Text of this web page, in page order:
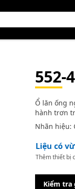
552-
Ổ lăn ống
hành trơn
Nhãn hiệu:
Liệu có
Thêm thiết bị
Kiểm tra